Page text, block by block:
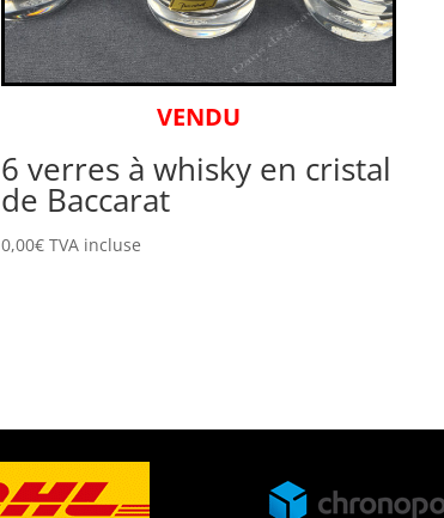
VENDU
6 verres à whisky en cristal
de Baccarat
0,00€ TVA incluse